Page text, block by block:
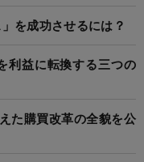
を成功させるには？
利益に転換する三つの
た購買改革の全貌を公